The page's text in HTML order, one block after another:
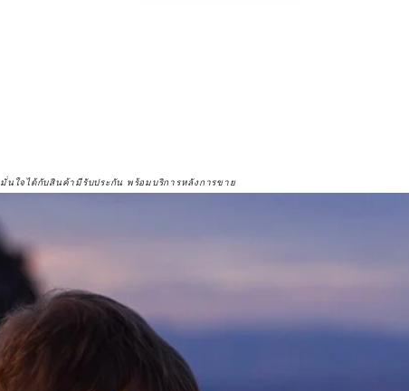
มั่นใจได้กับสินค้ามีรับประกัน พร้อมบริการหลังการขาย